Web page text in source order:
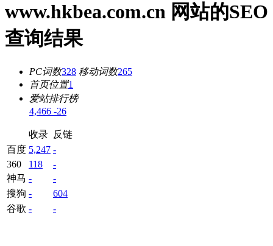
www.hkbea.com.cn 网站的SEO
查询结果
PC词数328 移动词数265
首页位置1
爱站排行榜
4,466 -26
收录 反链
百度 5,247 -
360
118
-
神马 -
-
搜狗 -
604
谷歌 - -